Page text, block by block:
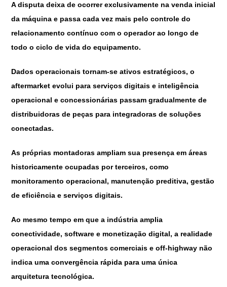
A disputa deixa de ocorrer exclusivamente na venda inicial
da máquina e passa cada vez mais pelo controle do
relacionamento contínuo com o operador ao longo de
todo o ciclo de vida do equipamento.
Dados operacionais tornam-se ativos estratégicos, o
aftermarket evolui para serviços digitais e inteligência
operacional e concessionárias passam gradualmente de
distribuidoras de peças para integradoras de soluções
conectadas.
As próprias montadoras ampliam sua presença em áreas
historicamente ocupadas por terceiros, como
monitoramento operacional, manutenção preditiva, gestão
de eficiência e serviços digitais.
Ao mesmo tempo em que a indústria amplia
conectividade, software e monetização digital, a realidade
operacional dos segmentos comerciais e off-highway não
indica uma convergência rápida para uma única
arquitetura tecnológica.